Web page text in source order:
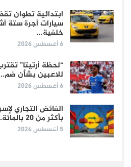
ابتدائية تطوان
سيارات أجرة ستة
خلفية…
6 أغسطس 2026
“لحظة أرتيتا”
للاعبين بشأن
6 أغسطس 2026
الفائض التجاري
بأكثر من 20 بالمائة..…
5 أغسطس 2026